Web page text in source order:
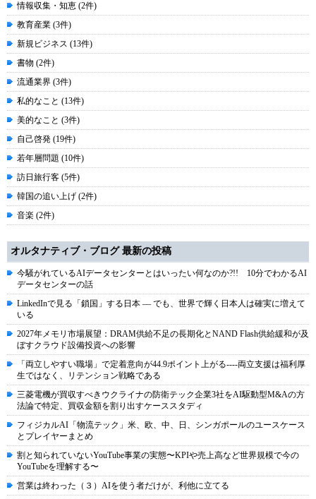
情報収集・知恵 (2件)
教育産業 (3件)
新規ビジネス (13件)
書物 (2件)
流通業界 (3件)
私的なこと (13件)
美的なこと (3件)
自己啓発 (19件)
若年層問題 (10件)
訪日旅行客 (5件)
韓国の追い上げ (2件)
音楽 (2件)
オルタナティブ・ブログ 最新の投稿
今騒がれているAIデータセンターとはいったい何なのか?!! 10分でわかるAI
データセンターの話
LinkedInで見る「鎖国」する日本 ― でも、世界で輝く日本人は確実に増えて
いる
2027年メモリ市場展望：DRAM供給不足の長期化とNAND Flash供給緩和が及
ぼすクラウド設備投資への影響
「両立しやすい職場」で定着意向が44.9ポイント上がる----両立支援は福利厚
生ではなく、リテンション戦略である
三菱電機が買収すべきウクライナの防衛テック企業3社をAI駆動型M&Aの方
法論で特定、買収金額を割り出すケーススタディ
フィジカルAI「物流テック」米、欧、中、日、シンガポールのユースケース
とプレイヤーまとめ
割と知られていないYouTube事業の実態〜KPIや売上高など世界規模で今の
YouTubeを理解する〜
営業は終わった（３）AIを使う者だけが、利他に立てる